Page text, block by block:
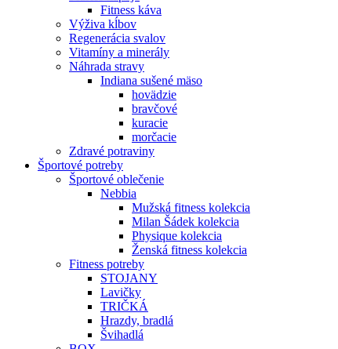
Fitness káva
Výživa kĺbov
Regenerácia svalov
Vitamíny a minerály
Náhrada stravy
Indiana sušené mäso
hovädzie
bravčové
kuracie
morčacie
Zdravé potraviny
Športové potreby
Športové oblečenie
Nebbia
Mužská fitness kolekcia
Milan Šádek kolekcia
Physique kolekcia
Ženská fitness kolekcia
Fitness potreby
STOJANY
Lavičky
TRIČKÁ
Hrazdy, bradlá
Švihadlá